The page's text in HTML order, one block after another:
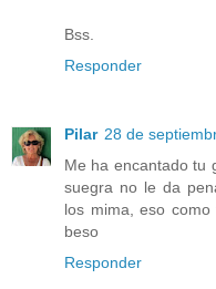
Bss.
Responder
Pilar 28 de
Me ha encantado tu
suegra no le da
los mima, eso
beso
Responder